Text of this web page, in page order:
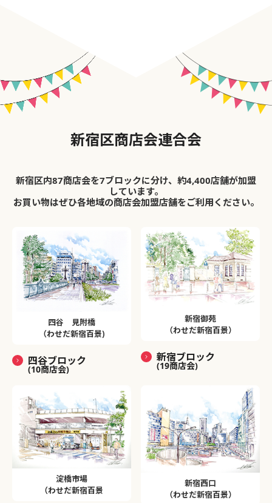
新宿区商店会連合会
新宿区内87商店会を7ブロックに分け、約4,400店舗が加盟
しています。
お買い物はぜひ各地域の商店会加盟店舗をご利用ください。
四谷 見附橋
（わせだ新宿百景)
四谷ブロック
(10商店会)
新宿御苑
（わせだ新宿百景）
新宿ブロック
(19商店会)
淀橋市場
（わせだ新宿百景
新宿西口
（わせだ新宿百景）